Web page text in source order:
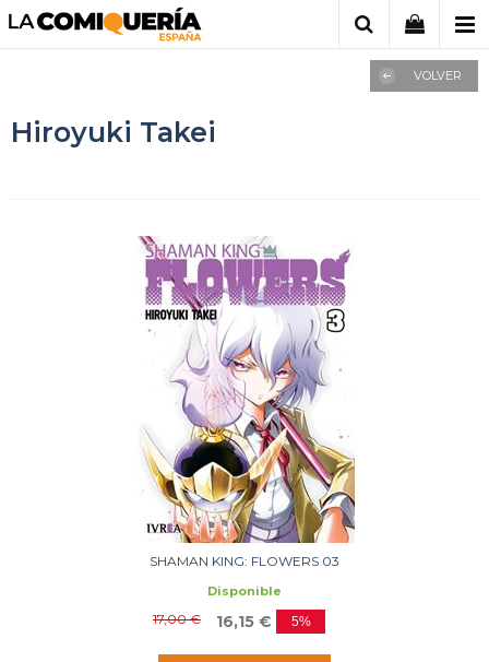
VOLVER
Hiroyuki Takei
SHAMAN KING: FLOWERS 03
Disponible
17,00 € 16,15 € 5%